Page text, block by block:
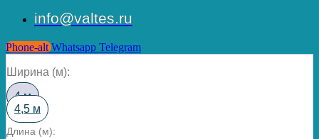
info@valtes.ru
Phone-alt Whatsapp Telegram
Ширина (м):
4 м
4,5 м
Длина (м):